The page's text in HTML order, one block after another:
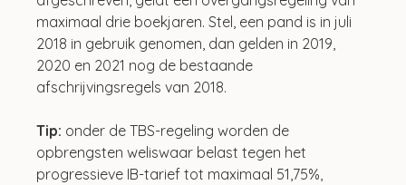
maximaal drie boekjaren. Stel, een pand is in juli
2018 in gebruik genomen, dan gelden in 2019,
2020 en 2021 nog de bestaande
afschrijvingsregels van 2018.
Tip: onder de TBS-regeling worden de
opbrengsten weliswaar belast tegen het
progressieve IB-tarief tot maximaal 51,75%,